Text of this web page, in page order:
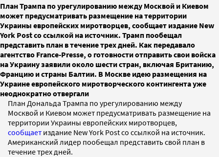
План Трампа по урегулированию между Москвой и Киевом
может предусматривать размещение на территории
Украины европейских миротворцев, сообщает издание New
York Post со ссылкой на источник. Трамп пообещал
представить план в течение трех дней. Как передавало
агентство France-Presse, о готовности отправить свои войска
на Украину заявили около шести стран, включая Британию,
Францию ​​и страны Балтии. В Москве идею размещения на
Украине европейского миротворческого контингента уже
неоднократно отвергали
План Дональда Трампа по урегулированию между
Москвой и Киевом может предусматривать размещение на
территории Украины европейских миротворцев,
сообщает издание New York Post со ссылкой на источник.
Американский лидер пообещал представить свой план в
течение трех дней.